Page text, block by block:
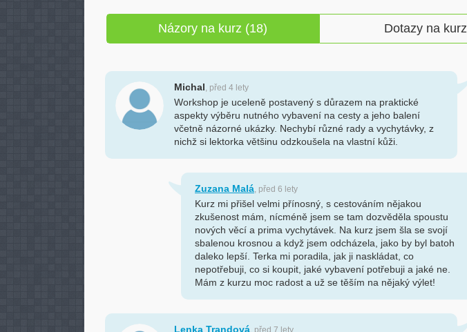
Názory na kurz (18) Dotazy na kurz
Michal, před 4 lety
Workshop je uceleně postavený s důrazem na praktické
aspekty výběru nutného vybavení na cesty a jeho balení
včetně názorné ukázky. Nechybí různé rady a vychytávky, z
nichž si lektorka většinu odzkoušela na vlastní kůži.
Zuzana Malá, před 6 lety
Kurz mi přišel velmi přínosný, s cestováním nějakou
zkušenost mám, nícméně jsem se tam dozvěděla spoustu
nových věcí a prima vychytávek. Na kurz jsem šla se svojí
sbalenou krosnou a když jsem odcházela, jako by byl batoh
daleko lepší. Terka mi poradila, jak ji naskládat, co
nepotřebuji, co si koupit, jaké vybavení potřebuji a jaké ne.
Mám z kurzu moc radost a už se těším na nějaký výlet!
Lenka Trandová, před 7 lety